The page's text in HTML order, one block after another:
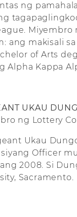
ng
ang makisali
of Arts
Kappa
UKAU
ng Lottery
Ukau
Officer
2008. Si
Sacramento.